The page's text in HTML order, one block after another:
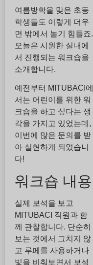
여름방학을 맞은 초등
학생들도 이렇게 더우
면 밖에서 놀기 힘들죠.
오늘은 시원한 실내에
서 진행되는 워크숍을
소개합니다.
예전부터 MITUBACI에
서는 어린이를 위한 워
크숍을 하고 싶다는 생
각을 가지고 있었는데,
이번에 많은 문의를 받
아 실현하게 되었습니
다!
워크숍 내용
실제 보석을 보고
MITUBACI 직원과 함
께 관찰합니다. 단순히
보는 것에서 그치지 않
고 루페를 사용하거나
빛을 비춰보면서 보석